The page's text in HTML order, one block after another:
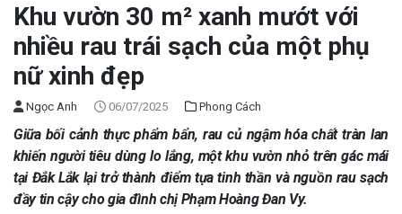
Khu vườn 30 m² xanh mướt với
nhiều rau trái sạch của một phụ
nữ xinh đẹp
Ngọc Anh 06/07/2025 Phong Cách
Giữa bối cảnh thực phẩm bẩn, rau củ ngậm hóa chất tràn lan
khiến người tiêu dùng lo lắng, một khu vườn nhỏ trên gác mái
tại Đắk Lắk lại trở thành điểm tựa tinh thần và nguồn rau sạch
đầy tin cậy cho gia đình chị Phạm Hoàng Đan Vy.